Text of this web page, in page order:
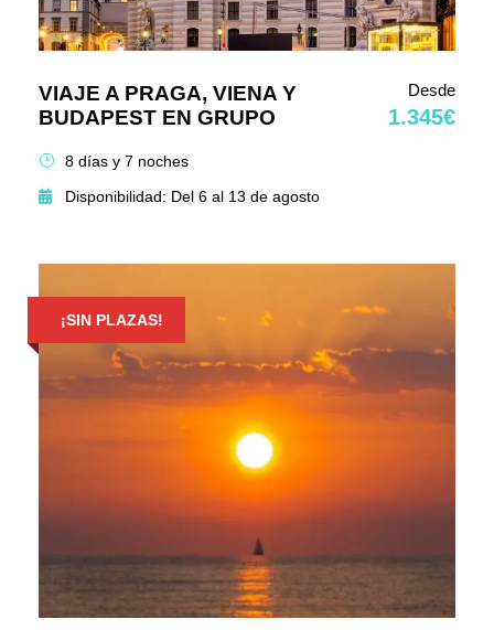
VIAJE A PRAGA, VIENA Y
BUDAPEST EN GRUPO
Desde
1.345€
8 días y 7 noches
Disponibilidad: Del 6 al 13 de agosto
¡SIN PLAZAS!